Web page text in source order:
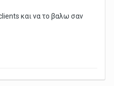
και να το βαλω σαν